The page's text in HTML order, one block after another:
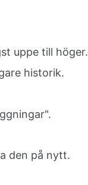
uppe till höger.
historik.
den på nytt.